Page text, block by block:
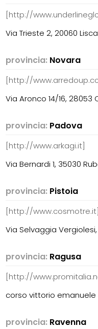
[http://
Via Trieste 2, 20060
provincia: Novara
[http://
Via Aronco 14/16,
provincia: Padova
[http://www.arkagi.it]
Via Bernardi 1, 35030
provincia: Pistoia
[http://www.cosmotre.it]
Via Selvaggia Vergiolesi,
provincia: Ragusa
[http://
corso vittorio emanuele
provincia: Ravenna